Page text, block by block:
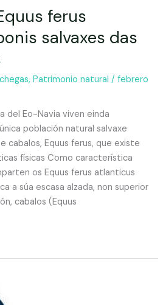
ferus
salvaxes das
,Patrimonio natural /febrero
del Eo-Navia viven einda
población natural salvaxe
cabalos, Equus ferus, que existe
físicas Como característica
os Equus ferus atlanticus
a súa escasa alzada, non superior
cabalos (Equus